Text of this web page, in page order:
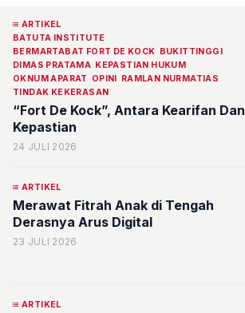
ARTIKEL
BATUTA INSTITUTE
BERMARTABAT FORT DE KOCK BUKITTINGGI
DIMAS PRATAMA KEPASTIAN HUKUM
OKNUM APARAT
OPINI RAMLAN NURMATIAS
TINDAK KEKERASAN
“Fort De Kock”, Antara Kearifan Dan
Kepastian
24 JULI 2026
ARTIKEL
Merawat Fitrah Anak di Tengah
Derasnya Arus Digital
23 JULI 2026
ARTIKEL